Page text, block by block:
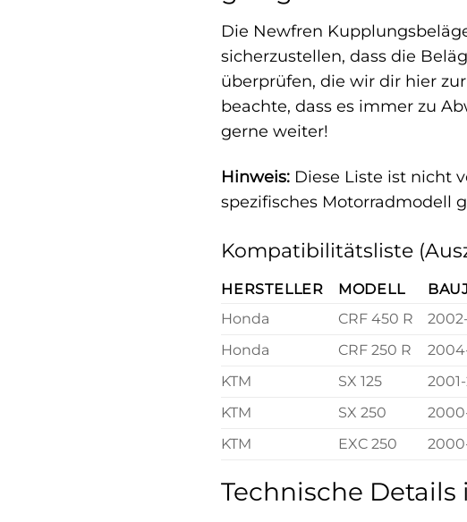
Die Newfren
sicherzustellen, dass die
überprüfen, die wir dir hier
beachte, dass es immer zu
gerne weiter!
Hinweis: Diese Liste ist nicht
spezifisches Motorradmodell
Kompatibilitätsliste
HERSTELLER MODELL
Honda
CRF 450 R
Honda
CRF 250 R
KTM
SX 125
KTM
SX 250
KTM
EXC 250
Technische